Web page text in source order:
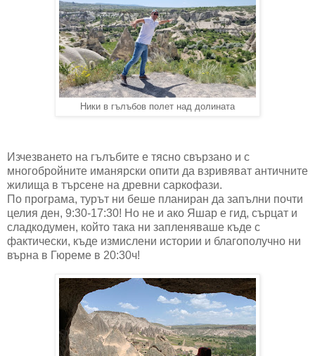
Ники в гълъбов полет над долината
Изчезването на гълъбите е тясно свързано и с
многобройните иманярски опити да взривяват античните
жилища в търсене на древни саркофази.
По програма, турът ни беше планиран да запълни почти
целия ден, 9:30-17:30! Но не и ако Яшар е гид, сърцат и
сладкодумен, който така ни запленяваше къде с
фактически, къде измислени истории и благополучно ни
върна в Гюреме в 20:30ч!